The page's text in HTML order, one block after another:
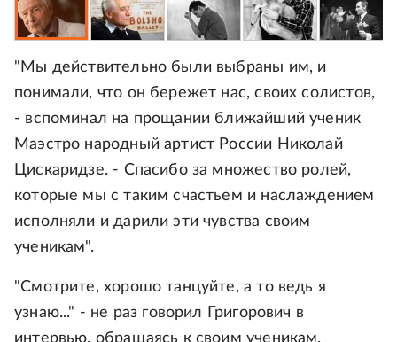
"Мы действительно были выбраны им, и
понимали, что он бережет нас, своих солистов,
- вспоминал на прощании ближайший ученик
Маэстро народный артист России Николай
Цискаридзе. - Спасибо за множество ролей,
которые мы с таким счастьем и наслаждением
исполняли и дарили эти чувства своим
ученикам".
"Смотрите, хорошо танцуйте, а то ведь я
узнаю..." - не раз говорил Григорович в
интервью, обращаясь к своим ученикам.